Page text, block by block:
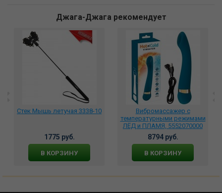
Джага-Джага рекомендует
Стек Мышь летучая 3338-10
1775 руб.
В КОРЗИНУ
Вибромассажер с
температурными режимами
ЛЁД и ПЛАМЯ, 5552070000
8794 руб.
В КОРЗИНУ